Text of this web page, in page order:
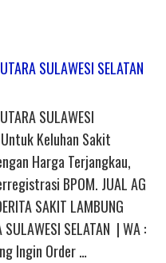
SULAWESI SELATAN
SULAWESI
Untuk Keluhan Sakit
Harga Terjangkau,
BPOM. JUAL AG
SAKIT LAMBUNG
SELATAN | WA :
Ingin Order …